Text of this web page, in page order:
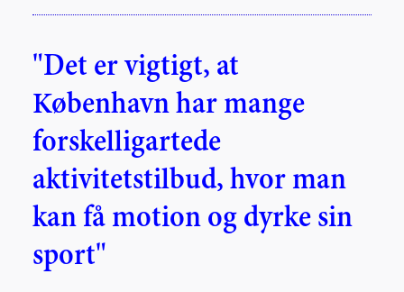
"Det er vigtigt, at
København har mange
forskelligartede
aktivitetstilbud, hvor man
kan få motion og dyrke sin
sport"